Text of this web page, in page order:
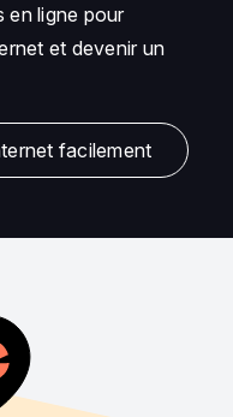
en ligne pour
et devenir un
facilement